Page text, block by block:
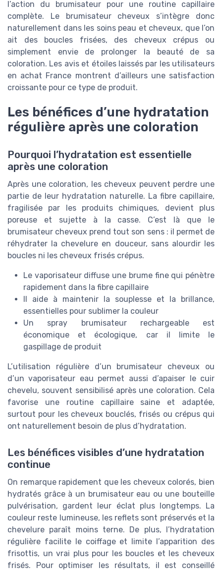
l’action du brumisateur pour une routine capillaire
complète. Le brumisateur cheveux s’intègre donc
naturellement dans les soins peau et cheveux, que l’on
ait des boucles frisées, des cheveux crépus ou
simplement envie de prolonger la beauté de sa
coloration. Les avis et étoiles laissés par les utilisateurs
en achat France montrent d’ailleurs une satisfaction
croissante pour ce type de produit.
Les bénéfices d’une hydratation
régulière après une coloration
Pourquoi l’hydratation est essentielle
après une coloration
Après une coloration, les cheveux peuvent perdre une
partie de leur hydratation naturelle. La fibre capillaire,
fragilisée par les produits chimiques, devient plus
poreuse et sujette à la casse. C’est là que le
brumisateur cheveux prend tout son sens : il permet de
réhydrater la chevelure en douceur, sans alourdir les
boucles ni les cheveux frisés crépus.
Le vaporisateur diffuse une brume fine qui pénètre
rapidement dans la fibre capillaire
Il aide à maintenir la souplesse et la brillance,
essentielles pour sublimer la couleur
Un spray brumisateur rechargeable est
économique et écologique, car il limite le
gaspillage de produit
L’utilisation régulière d’un brumisateur cheveux ou
d’un vaporisateur eau permet aussi d’apaiser le cuir
chevelu, souvent sensibilisé après une coloration. Cela
favorise une routine capillaire saine et adaptée,
surtout pour les cheveux bouclés, frisés ou crépus qui
ont naturellement besoin de plus d’hydratation.
Les bénéfices visibles d’une hydratation
continue
On remarque rapidement que les cheveux colorés, bien
hydratés grâce à un brumisateur eau ou une bouteille
pulvérisation, gardent leur éclat plus longtemps. La
couleur reste lumineuse, les reflets sont préservés et la
chevelure paraît moins terne. De plus, l’hydratation
régulière facilite le coiffage et limite l’apparition des
frisottis, un vrai plus pour les boucles et les cheveux
frisés. Pour optimiser les résultats, il est conseillé